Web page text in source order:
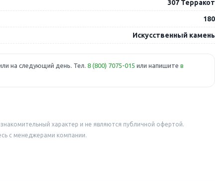
307 Терракот
180
Искусственный камень
на следующий день. Тел.8 (800) 7075-015 или напишитев
характер и не являются публичной офертой.
с менеджерами компании.